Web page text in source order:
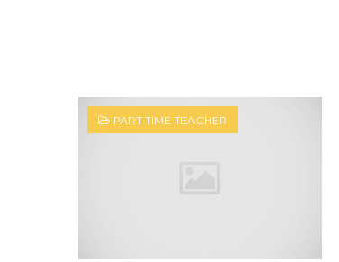
PART TIME TEACHER